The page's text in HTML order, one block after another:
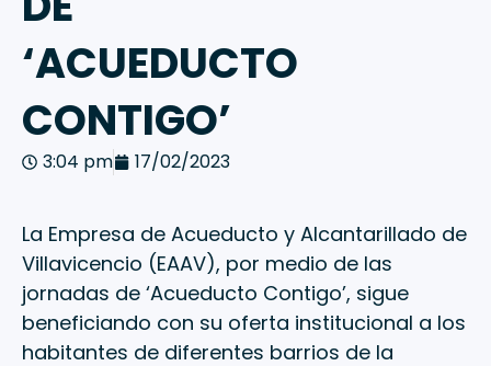
‘ACUEDUCTO
CONTIGO’
3:04 pm 17/02/2023
La Empresa de Acueducto y Alcantarillado de
Villavicencio (EAAV), por medio de las
jornadas de ‘Acueducto Contigo’, sigue
beneficiando con su oferta institucional a los
habitantes de diferentes barrios de la